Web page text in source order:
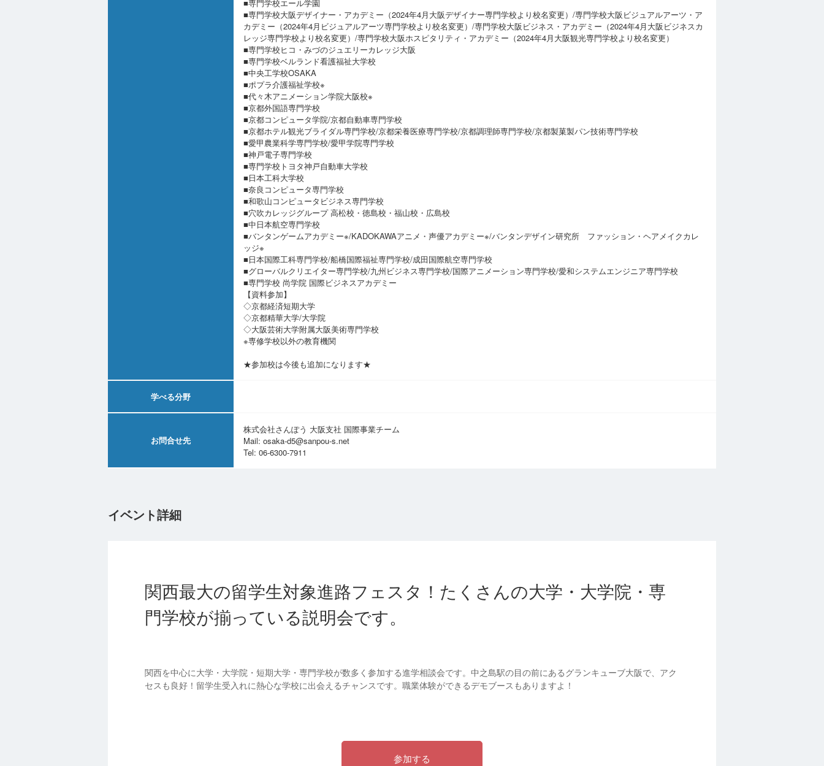
■専門学校エール学園
■専門学校大阪デザイナー・アカデミー（2024年4月大阪デザイナー専門学校より校名変更）/専門学校大阪ビジュアルアーツ・ア
カデミー（2024年4月ビジュアルアーツ専門学校より校名変更）/専門学校大阪ビジネス・アカデミー（2024年4月大阪ビジネスカ
レッジ専門学校より校名変更）/専門学校大阪ホスピタリティ・アカデミー（2024年4月大阪観光専門学校より校名変更）
■専門学校ヒコ・みづのジュエリーカレッジ大阪
■専門学校ベルランド看護福祉大学校
■中央工学校OSAKA
■ポプラ介護福祉学校※
■代々木アニメーション学院大阪校※
■京都外国語専門学校
■京都コンピュータ学院/京都自動車専門学校
■京都ホテル観光ブライダル専門学校/京都栄養医療専門学校/京都調理師専門学校/京都製菓製パン技術専門学校
■愛甲農業科学専門学校/愛甲学院専門学校
■神戸電子専門学校
■専門学校トヨタ神戸自動車大学校
■日本工科大学校
■奈良コンピュータ専門学校
■和歌山コンピュータビジネス専門学校
■穴吹カレッジグループ 高松校・徳島校・福山校・広島校
■中日本航空専門学校
■バンタンゲームアカデミー※/KADOKAWAアニメ・声優アカデミー※/バンタンデザイン研究所 ファッション・ヘアメイクカレ
ッジ※
■日本国際工科専門学校/船橋国際福祉専門学校/成田国際航空専門学校
■グローバルクリエイター専門学校/九州ビジネス専門学校/国際アニメーション専門学校/愛和システムエンジニア専門学校
■専門学校 尚学院 国際ビジネスアカデミー
【資料参加】
◇京都経済短期大学
◇京都精華大学/大学院
◇大阪芸術大学附属大阪美術専門学校
※専修学校以外の教育機関
★参加校は今後も追加になります★
学べる分野
お問合せ先
株式会社さんぽう 大阪支社 国際事業チーム
Mail: osaka-d5@sanpou-s.net
Tel: 06-6300-7911
イベント詳細
関西最大の留学生対象進路フェスタ！たくさんの大学・大学院・専
門学校が揃っている説明会です。
関西を中心に大学・大学院・短期大学・専門学校が数多く参加する進学相談会です。中之島駅の目の前にあるグランキューブ大阪で、アク
セスも良好！留学生受入れに熱心な学校に出会えるチャンスです。職業体験ができるデモブースもありますよ！
参加する